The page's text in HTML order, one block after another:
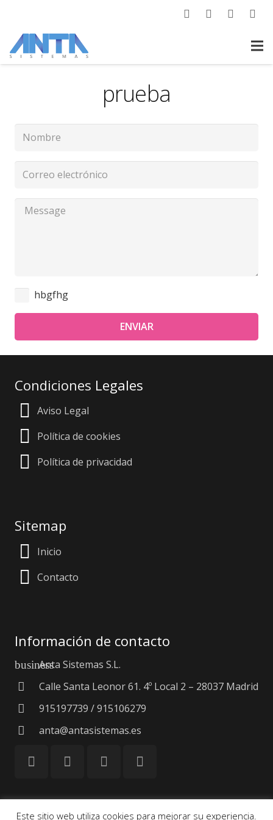
prueba
hbgfhg
ENVIAR
Condiciones Legales
Aviso Legal
Política de cookies
Política de privacidad
Sitemap
Inicio
Contacto
Información de contacto
businessAnta Sistemas S.L.
Calle Santa Leonor 61. 4º Local 2 – 28037 Madrid
915197739 / 915106279
anta@antasistemas.es
Este sitio web utiliza cookies para mejorar su experiencia.